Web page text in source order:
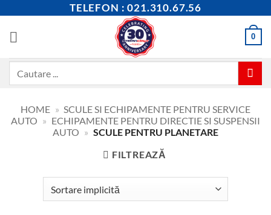
content
TELEFON : 021.310.67.56
0
HOME » SCULE SI ECHIPAMENTE PENTRU SERVICE
AUTO » ECHIPAMENTE PENTRU DIRECTIE SI SUSPENSII
AUTO » SCULE PENTRU PLANETARE
FILTREAZĂ